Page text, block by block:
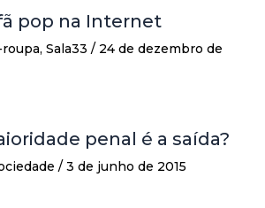
pop na Internet
roupa, Sala33 / 24 de dezembro de
penal é a saída?
/ 3 de junho de 2015